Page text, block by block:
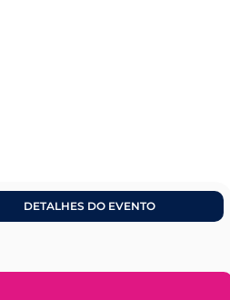
DETALHES DO EVENTO